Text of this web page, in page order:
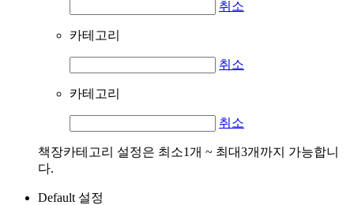
취소
카테고리
취소
카테고리
취소
책장카테고리 설정은 최소1개 ~ 최대3개까지 가능합니
다.
Default 설정